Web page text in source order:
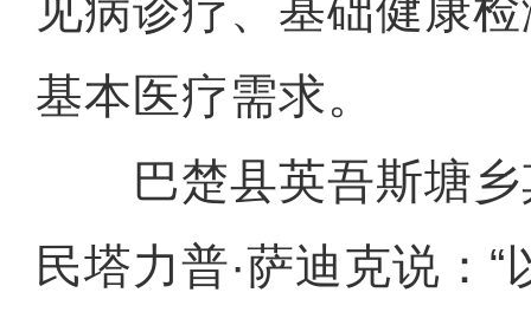
见病诊疗、基础健康
基本医疗需求。
巴楚县英吾斯塘乡
民塔力普·萨迪克说：